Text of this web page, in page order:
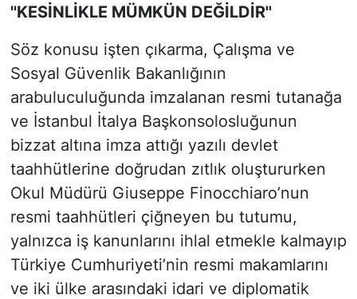
''KESİNLİKLE MÜMKÜN DEĞİLDİR''
Söz konusu işten çıkarma, Çalışma ve
Sosyal Güvenlik Bakanlığının
arabuluculuğunda imzalanan resmi tutanağa
ve İstanbul İtalya Başkonsolosluğunun
bizzat altına imza attığı yazılı devlet
taahhütlerine doğrudan zıtlık oluştururken
Okul Müdürü Giuseppe Finocchiaro’nun
resmi taahhütleri çiğneyen bu tutumu,
yalnızca iş kanunlarını ihlal etmekle kalmayıp
Türkiye Cumhuriyeti’nin resmi makamlarını
ve iki ülke arasındaki idari ve diplomatik